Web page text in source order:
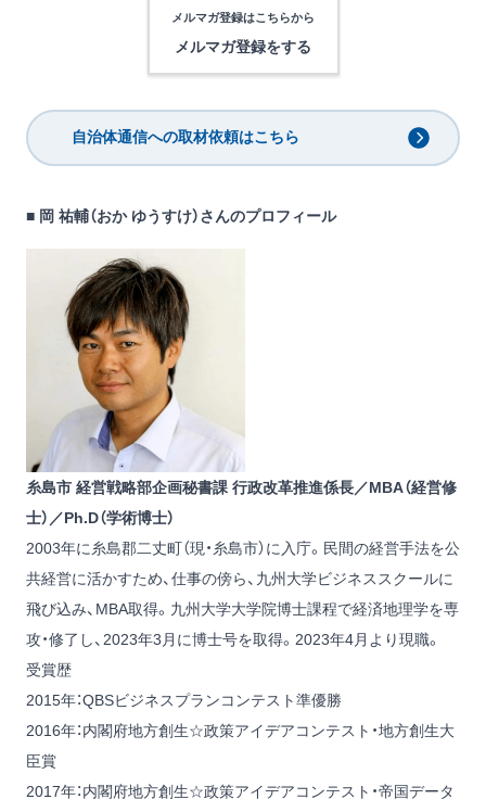
メルマガ登録はこちらから
メルマガ登録をする
自治体通信への取材依頼はこちら
■ 岡 祐輔（おか ゆうすけ）さんのプロフィール
糸島市 経営戦略部企画秘書課 行政改革推進係長／MBA（経営修
士）／Ph.D（学術博士）
2003年に糸島郡二丈町（現・糸島市）に入庁。民間の経営手法を公
共経営に活かすため、仕事の傍ら、九州大学ビジネススクールに
飛び込み、MBA取得。九州大学大学院博士課程で経済地理学を専
攻・修了し、2023年3月に博士号を取得。2023年4月より現職。
受賞歴
2015年：QBSビジネスプランコンテスト準優勝
2016年：内閣府地方創生☆政策アイデアコンテスト・地方創生大
臣賞
2017年：内閣府地方創生☆政策アイデアコンテスト・帝国データ